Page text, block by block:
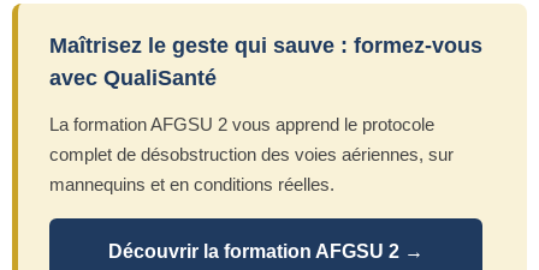
Maîtrisez le geste qui sauve : formez-vous
avec QualiSanté
La formation AFGSU 2 vous apprend le protocole
complet de désobstruction des voies aériennes, sur
mannequins et en conditions réelles.
Découvrir la formation AFGSU 2 →